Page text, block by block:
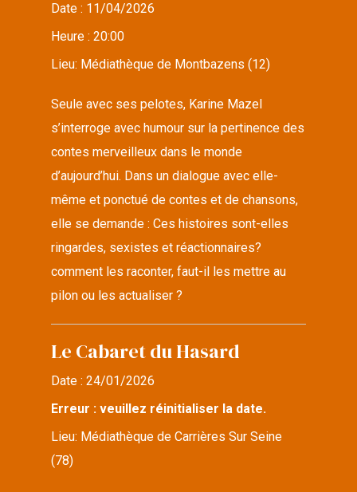
Date : 11/04/2026
Heure :20:00
Lieu: Médiathèque de Montbazens (12)
Seule avec ses pelotes, Karine Mazel
s’interroge avec humour sur la pertinence des
contes merveilleux dans le monde
d’aujourd’hui. Dans un dialogue avec elle-
même et ponctué de contes et de chansons,
elle se demande : Ces histoires sont-elles
ringardes, sexistes et réactionnaires?
comment les raconter, faut-il les mettre au
pilon ou les actualiser ?
Le Cabaret du Hasard
Date :24/01/2026
Erreur : veuillez réinitialiser la date.
Lieu: Médiathèque de Carrières Sur Seine
(78)